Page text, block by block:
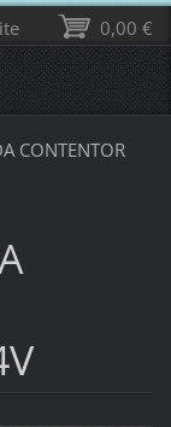
CONTENTOR
0,00 €